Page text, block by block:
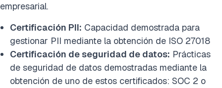
empresarial.
Certificación PII: Capacidad demostrada para
gestionar PII mediante la obtención de ISO 27018
Certificación de seguridad de datos: Prácticas
de seguridad de datos demostradas mediante la
obtención de uno de estos certificados: SOC 2 o